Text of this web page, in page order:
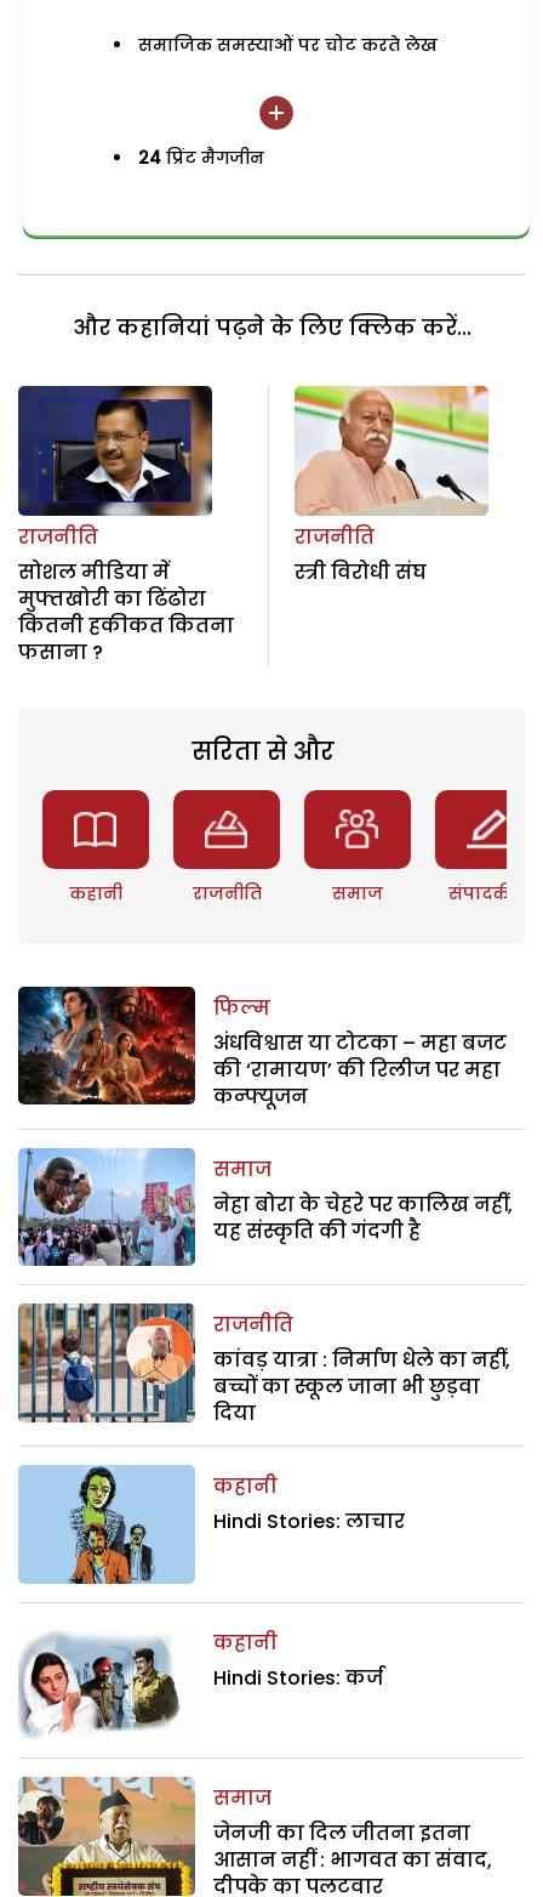
समाजिक समस्याओं पर चोट करते लेख
24 प्रिंट मैगजीन
और कहानियां पढ़ने के लिए क्लिक करें...
राजनीति
सोशल मीडिया में
मुफ्तखोरी का ढिंढोरा
कितनी हकीकत कितना
फसाना ?
राजनीति
स्त्री विरोधी संघ
सरिता से और
कहानी राजनीति समाज संपादकीय
फिल्म
अंधविश्वास या टोटका – महा बजट
की ‘रामायण’ की रिलीज पर महा
कन्फ्यूजन
समाज
नेहा बोरा के चेहरे पर कालिख नहीं,
यह संस्कृति की गंदगी है
राजनीति
कांवड़ यात्रा : निर्माण धेले का नहीं,
बच्चों का स्कूल जाना भी छुड़वा
दिया
कहानी
Hindi Stories: लाचार
कहानी
Hindi Stories: कर्ज
समाज
जेनजी का दिल जीतना इतना
आसान नहीं : भागवत का संवाद,
दीपके का पलटवार